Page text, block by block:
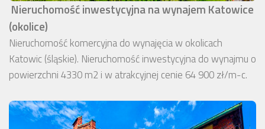
Nieruchomość inwestycyjna na wynajem Katowice
(okolice)
Nieruchomość komercyjna do wynajęcia w okolicach
Katowic (śląskie). Nieruchomość inwestycyjna do wynajmu o
powierzchni 4330 m2 i w atrakcyjnej cenie 64 900 zł/m-c.